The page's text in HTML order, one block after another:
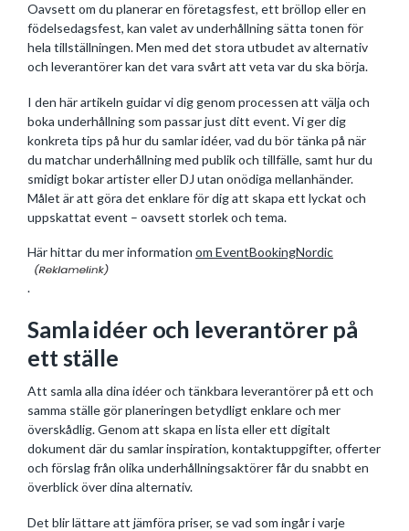
Oavsett om du planerar en företagsfest, ett bröllop eller en
födelsedagsfest, kan valet av underhållning sätta tonen för
hela tillställningen. Men med det stora utbudet av alternativ
och leverantörer kan det vara svårt att veta var du ska börja.
I den här artikeln guidar vi dig genom processen att välja och
boka underhållning som passar just ditt event. Vi ger dig
konkreta tips på hur du samlar idéer, vad du bör tänka på när
du matchar underhållning med publik och tillfälle, samt hur du
smidigt bokar artister eller DJ utan onödiga mellanhänder.
Målet är att göra det enklare för dig att skapa ett lyckat och
uppskattat event – oavsett storlek och tema.
Här hittar du mer information om EventBookingNordic
.
Samla idéer och leverantörer på
ett ställe
Att samla alla dina idéer och tänkbara leverantörer på ett och
samma ställe gör planeringen betydligt enklare och mer
överskådlig. Genom att skapa en lista eller ett digitalt
dokument där du samlar inspiration, kontaktuppgifter, offerter
och förslag från olika underhållningsaktörer får du snabbt en
överblick över dina alternativ.
Det blir lättare att jämföra priser, se vad som ingår i varje